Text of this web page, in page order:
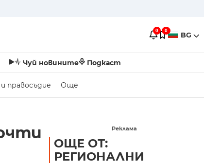
0 0 BG
Чуй новините Подкаст
правосъдие Още
Реклама
ОЩЕ ОТ:
РЕГИОНАЛНИ